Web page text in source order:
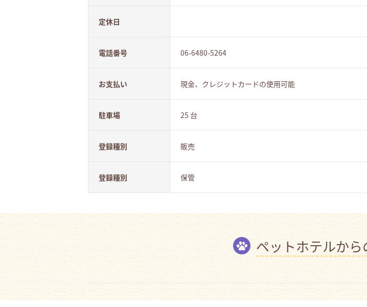
定休日
電話番号 06-6480-5264
お支払い 現金、クレジットカードの使用可能
駐車場 25 台
登録種別 販売
登録種別 保管
ペットホテルから